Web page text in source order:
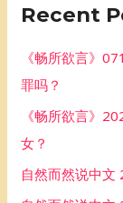
c
o
:
Recent
《畅所欲言》
罪吗？
《畅所欲言》
女？
自然而然说中文